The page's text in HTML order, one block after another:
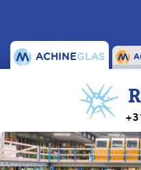
ACHINEGLAS